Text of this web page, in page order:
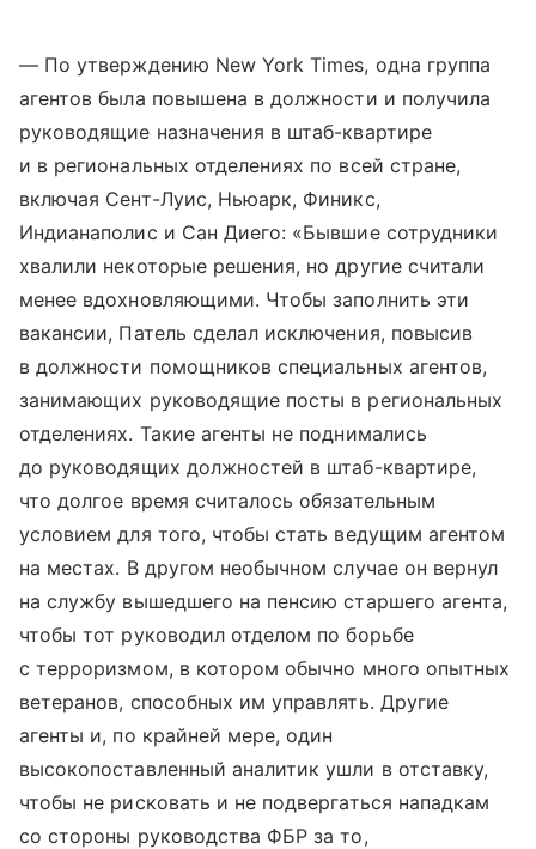
— По утверждению New York Times, одна группа
агентов была повышена в должности и получила
руководящие назначения в штаб-квартире
и в региональных отделениях по всей стране,
включая Сент-Луис, Ньюарк, Финикс,
Индианаполис и Сан Диего: «Бывшие сотрудники
хвалили некоторые решения, но другие считали
менее вдохновляющими. Чтобы заполнить эти
вакансии, Патель сделал исключения, повысив
в должности помощников специальных агентов,
занимающих руководящие посты в региональных
отделениях. Такие агенты не поднимались
до руководящих должностей в штаб-квартире,
что долгое время считалось обязательным
условием для того, чтобы стать ведущим агентом
на местах. В другом необычном случае он вернул
на службу вышедшего на пенсию старшего агента,
чтобы тот руководил отделом по борьбе
с терроризмом, в котором обычно много опытных
ветеранов, способных им управлять. Другие
агенты и, по крайней мере, один
высокопоставленный аналитик ушли в отставку,
чтобы не рисковать и не подвергаться нападкам
со стороны руководства ФБР за то,